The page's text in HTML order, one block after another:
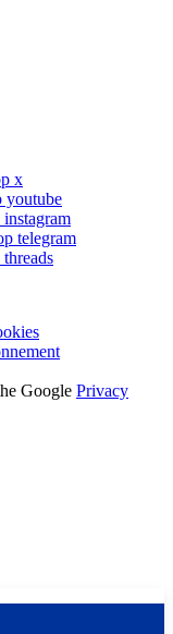
x
youtube
telegram
Google Privacy